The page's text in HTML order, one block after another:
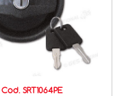
Cod. SRT1064PE